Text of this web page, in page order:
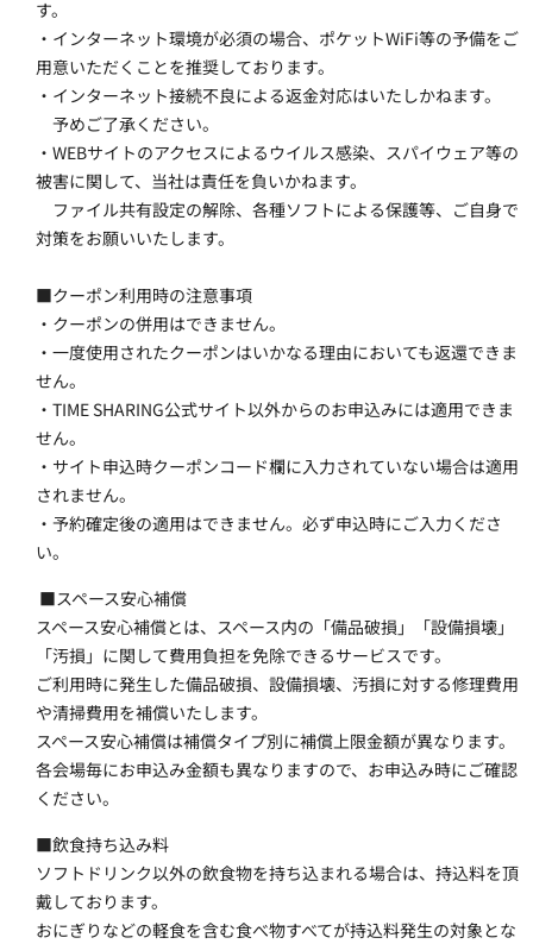
す。
・インターネット環境が必須の場合、ポケットWiFi等の予備をご
用意いただくことを推奨しております。
・インターネット接続不良による返金対応はいたしかねます。
予めご了承ください。
・WEBサイトのアクセスによるウイルス感染、スパイウェア等の
被害に関して、当社は責任を負いかねます。
ファイル共有設定の解除、各種ソフトによる保護等、ご自身で
対策をお願いいたします。
■クーポン利用時の注意事項
・クーポンの併用はできません。
・一度使用されたクーポンはいかなる理由においても返還できま
せん。
・TIME SHARING公式サイト以外からのお申込みには適用できま
せん。
・サイト申込時クーポンコード欄に入力されていない場合は適用
されません。
・予約確定後の適用はできません。必ず申込時にご入力くださ
い。
■スペース安心補償
スペース安心補償とは、スペース内の「備品破損」「設備損壊」
「汚損」に関して費用負担を免除できるサービスです。
ご利用時に発生した備品破損、設備損壊、汚損に対する修理費用
や清掃費用を補償いたします。
スペース安心補償は補償タイプ別に補償上限金額が異なります。
各会場毎にお申込み金額も異なりますので、お申込み時にご確認
ください。
■飲食持ち込み料
ソフトドリンク以外の飲食物を持ち込まれる場合は、持込料を頂
戴しております。
おにぎりなどの軽食を含む食べ物すべてが持込料発生の対象とな